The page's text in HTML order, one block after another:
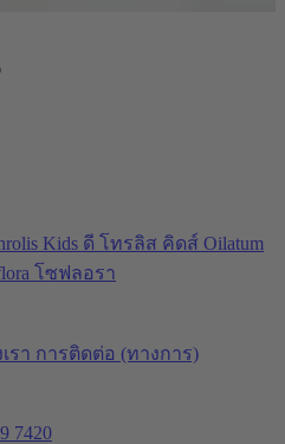
Kids ดี โทรลิส คิดส์ Oilatum
โซฟลอรา
รา การติดต่อ (ทางการ)
7420